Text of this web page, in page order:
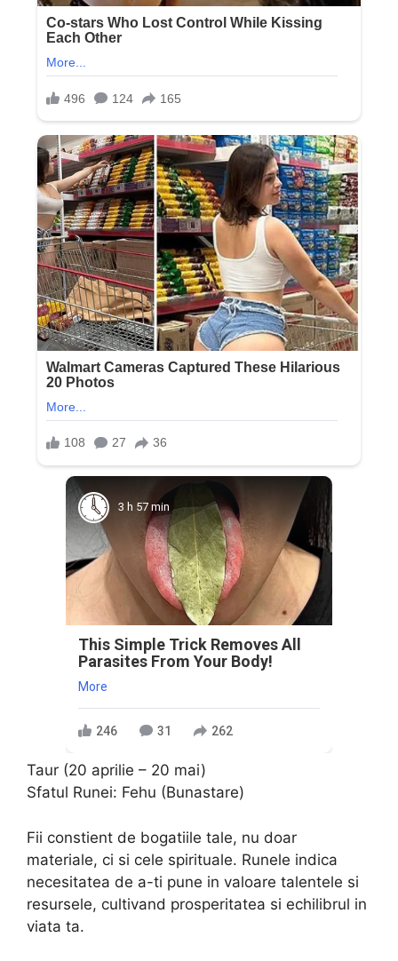
3 h 57 min
This Simple Trick Removes All
Parasites From Your Body!
More
246 31 262
Taur (20 aprilie – 20 mai)
Sfatul Runei: Fehu (Bunastare)
Fii constient de bogatiile tale, nu doar
materiale, ci si cele spirituale. Runele indica
necesitatea de a-ti pune in valoare talentele si
resursele, cultivand prosperitatea si echilibrul in
viata ta.